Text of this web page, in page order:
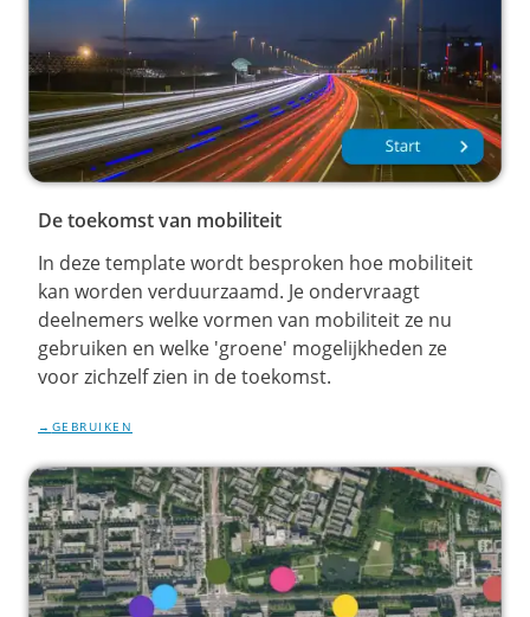
De toekomst van mobiliteit
In deze template wordt besproken hoe mobiliteit
kan worden verduurzaamd. Je ondervraagt
deelnemers welke vormen van mobiliteit ze nu
gebruiken en welke 'groene' mogelijkheden ze
voor zichzelf zien in de toekomst.
GEBRUIKEN